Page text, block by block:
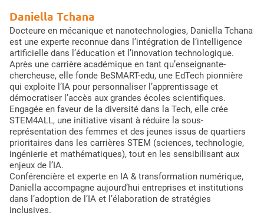
Daniella Tchana
Docteure en mécanique et nanotechnologies, Daniella Tchana
est une experte reconnue dans l’intégration de l’intelligence
artificielle dans l’éducation et l’innovation technologique.
Après une carrière académique en tant qu’enseignante-
chercheuse, elle fonde BeSMART-edu, une EdTech pionnière
qui exploite l’IA pour personnaliser l’apprentissage et
démocratiser l’accès aux grandes écoles scientifiques.
Engagée en faveur de la diversité dans la Tech, elle crée
STEM4ALL, une initiative visant à réduire la sous-
représentation des femmes et des jeunes issus de quartiers
prioritaires dans les carrières STEM (sciences, technologie,
ingénierie et mathématiques), tout en les sensibilisant aux
enjeux de l’IA.
Conférencière et experte en IA & transformation numérique,
Daniella accompagne aujourd’hui entreprises et institutions
dans l’adoption de l’IA et l’élaboration de stratégies
inclusives.